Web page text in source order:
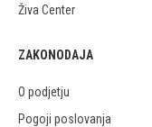
Živa Center
ZAKONODAJA
O podjetju
Pogoji poslovanja